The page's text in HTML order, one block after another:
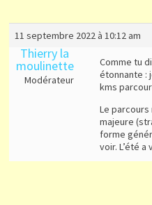
11 septembre 2022 à 10:12 am
Thierry la
moulinette
Modérateur
Comme tu
étonnante :
kms
Le
majeure
forme
voir. L’été